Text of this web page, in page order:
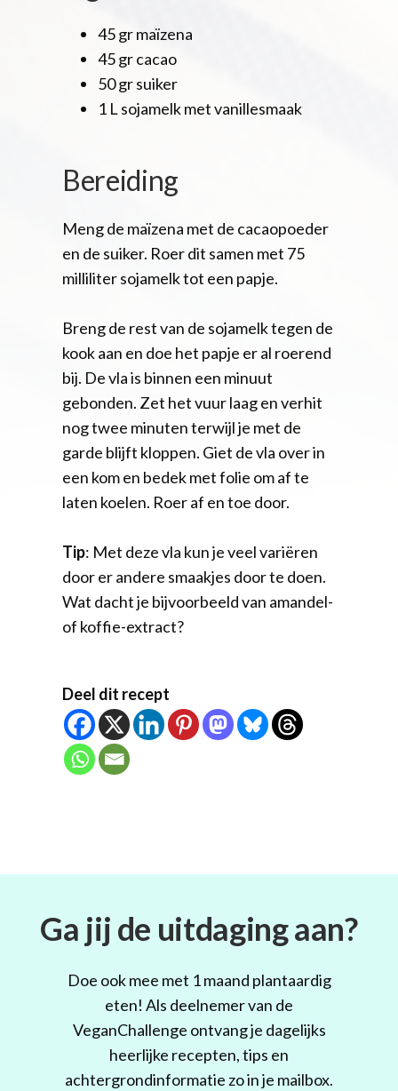
45 gr maïzena
45 gr cacao
50 gr suiker
1 L sojamelk met vanillesmaak
Bereiding
Meng de maïzena met de cacaopoeder
en de suiker. Roer dit samen met 75
milliliter sojamelk tot een papje.
Breng de rest van de sojamelk tegen de
kook aan en doe het papje er al roerend
bij. De vla is binnen een minuut
gebonden. Zet het vuur laag en verhit
nog twee minuten terwijl je met de
garde blijft kloppen. Giet de vla over in
een kom en bedek met folie om af te
laten koelen. Roer af en toe door.
Tip: Met deze vla kun je veel variëren
door er andere smaakjes door te doen.
Wat dacht je bijvoorbeeld van amandel-
of koffie-extract?
Deel dit recept
Ga jij de uitdaging aan?
Doe ook mee met 1 maand plantaardig
eten! Als deelnemer van de
VeganChallenge ontvang je dagelijks
heerlijke recepten, tips en
achtergrondinformatie zo in je mailbox.